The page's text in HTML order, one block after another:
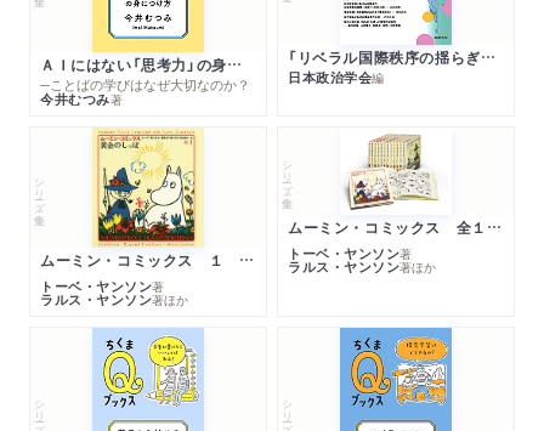
ＡＩにはない「思考力」の身につけ方
─ことばの学びはなぜ大切なのか？
今井むつみ著
「リベラル国際秩序の揺らぎ」再考 年報政治学２０２６‐Ⅰ
日本政治学会編
シリーズ・全集
ムーミン・コミックス １ 黄金のしっぽ
トーベ・ヤンソン著
ラルス・ヤンソン著ほか
シリーズ・全集
ムーミン・コミックス 全１４巻セット
トーベ・ヤンソン著
ラルス・ヤンソン著ほか
シリーズ・全集 シリーズ・全集